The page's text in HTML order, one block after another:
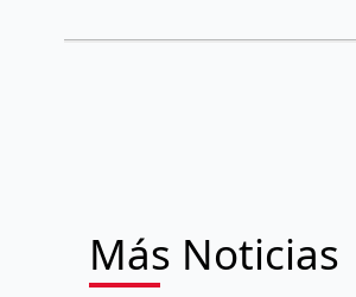
Más Noticias